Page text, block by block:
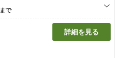
詳細を見る